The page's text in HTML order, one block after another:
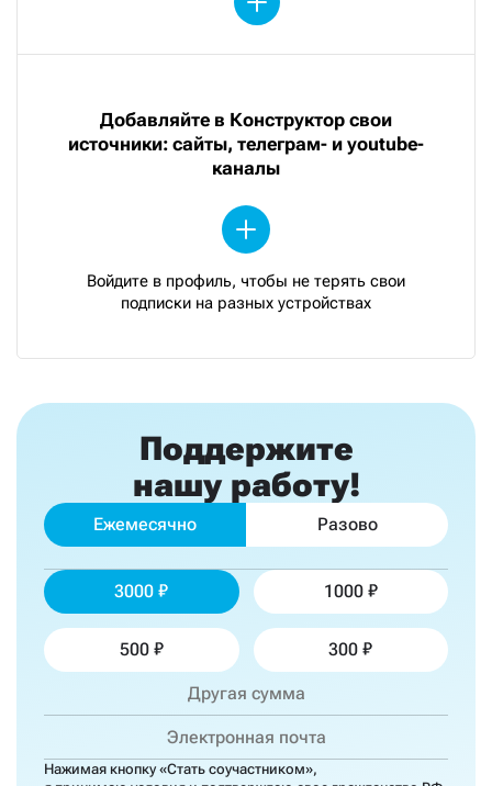
Добавляйте в Конструктор свои
источники: сайты, телеграм- и youtube-
каналы
Войдите в профиль, чтобы не терять свои
подписки на разных устройствах
Поддержите
нашу работу!
Ежемесячно Разово
3000 1000
500 300
Нажимая кнопку «Стать соучастником»,